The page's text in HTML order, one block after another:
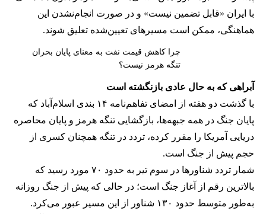
با ایران «قابل تضمین نیست» و در صورت انجام‌نشدن این
هماهنگی، ممکن است مسیرهای تعیین‌شده تعلیق شوند.
چرا کاهش قیمت نفت به معنای پایان بحران
تنگه هرمز نیست؟
آبراهی که به حال عادی بازنگشته است
با گذشت دو هفته از امضای تفاهم‌نامه ۱۴ بندی اسلام‌آباد که
پایان جنگ در همه جبهه‌ها، بازگشایی تنگه هرمز و پایان محاصره
دریایی آمریکا را مقرر کرده، تردد در تنگه همچنان کسری از
حجم پیش از جنگ است.
شمار تردد شناورها در سوم تیر به حدود ۷۰ مورد رسید که
بالاترین رقم از آغاز جنگ است؛ در حالی که پیش از جنگ روزانه
به‌طور متوسط حدود ۱۳۰ شناور از این مسیر عبور می‌کرد.